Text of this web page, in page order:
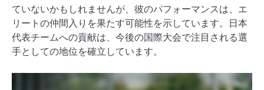
ていないかもしれませんが、彼のパフォーマンスは、エ
リートの仲間入りを果たす可能性を示しています。日本
代表チームへの貢献は、今後の国際大会で注目される選
手としての地位を確立しています。